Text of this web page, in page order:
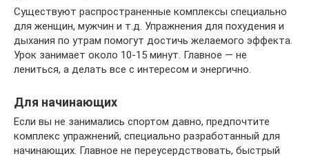
Существуют распространенные комплексы специально
для женщин, мужчин и т.д. Упражнения для похудения и
дыхания по утрам помогут достичь желаемого эффекта.
Урок занимает около 10-15 минут. Главное — не
лениться, а делать все с интересом и энергично.
Для начинающих
Если вы не занимались спортом давно, предпочтите
комплекс упражнений, специально разработанный для
начинающих. Главное не переусердствовать, быстрый